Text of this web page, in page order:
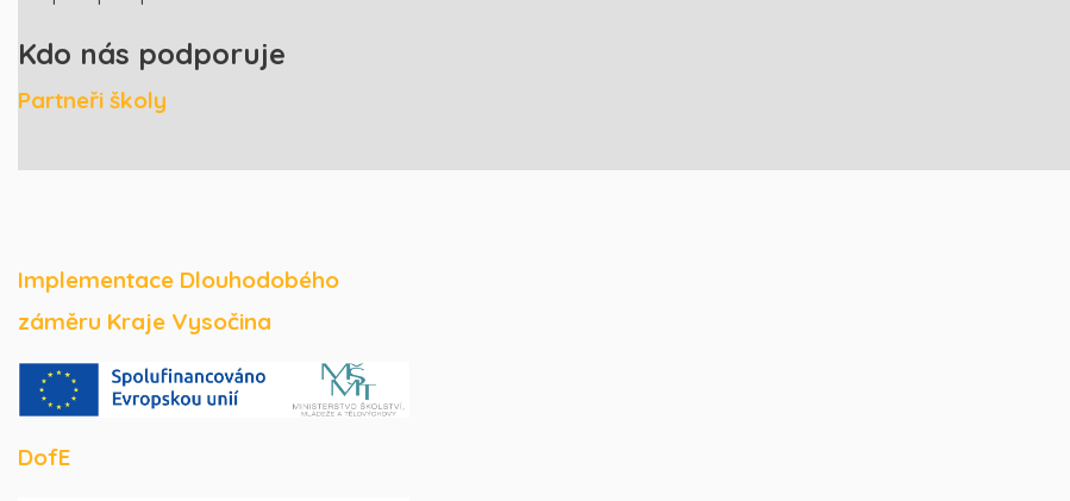
Kdo nás podporuje
Partneři školy
Implementace Dlouhodobého
záměru Kraje Vysočina
DofE